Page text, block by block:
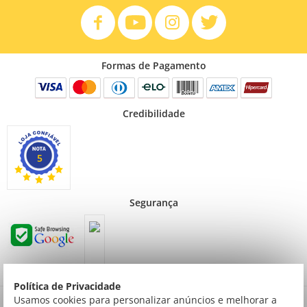
Política de Privacidade
Usamos cookies para personalizar anúncios e melhorar a
Formas de Pagamento
Credibilidade
5
Segurança
Preços válidos para consumidor final não contribuinte. Preços exclusivos para compras